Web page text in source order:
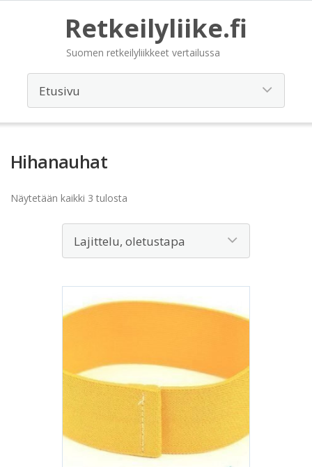
Retkeilyliike.fi
Suomen retkeilyliikkeet vertailussa
Hihanauhat
Näytetään kaikki 3 tulosta